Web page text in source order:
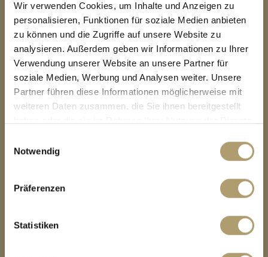
Wir verwenden Cookies, um Inhalte und Anzeigen zu
personalisieren, Funktionen für soziale Medien anbieten
zu können und die Zugriffe auf unsere Website zu
analysieren. Außerdem geben wir Informationen zu Ihrer
Verwendung unserer Website an unsere Partner für
soziale Medien, Werbung und Analysen weiter. Unsere
Partner führen diese Informationen möglicherweise mit
weiteren Daten zusammen, die Sie ihnen bereitgestellt
Notwendig
Präferenzen
Statistiken
KONTAKT
Tölzer Str. 1